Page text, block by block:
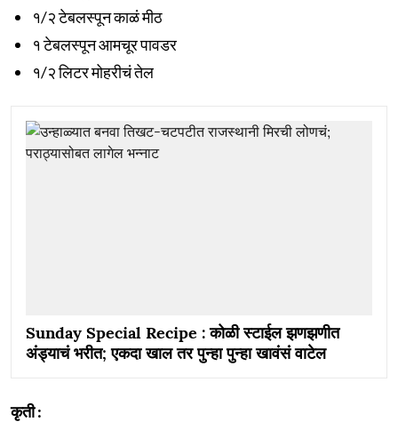
१/२ टेबलस्पून काळं मीठ
१ टेबलस्पून आमचूर पावडर
१/२ लिटर मोहरीचं तेल
Sunday Special Recipe : कोळी स्टाईल झणझणीत
अंड्याचं भरीत; एकदा खाल तर पुन्हा पुन्हा खावंसं वाटेल
कृती :